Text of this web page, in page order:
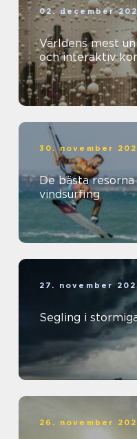
02. december
Världens mest
och interaktiv
30. november
De bästa
vindsurfing
27. november
Segling i
26. november